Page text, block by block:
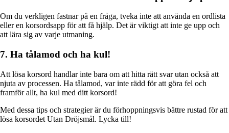
Om du verkligen fastnar på en fråga, tveka inte att använda en ordlista
eller en korsordsapp för att få hjälp. Det är viktigt att inte ge upp och
att lära sig av varje utmaning.
7. Ha tålamod och ha kul!
Att lösa korsord handlar inte bara om att hitta rätt svar utan också att
njuta av processen. Ha tålamod, var inte rädd för att göra fel och
framför allt, ha kul med ditt korsord!
Med dessa tips och strategier är du förhoppningsvis bättre rustad för att
lösa korsordet Utan Dröjsmål. Lycka till!